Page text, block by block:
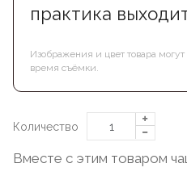
практика
Изображения и цвет товара
время съёмки.
Количество
Вместе с этим товаром